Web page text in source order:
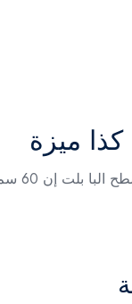
ميزة
مثالية يوميًا، متوفر الآن لدى كذا ميزة.